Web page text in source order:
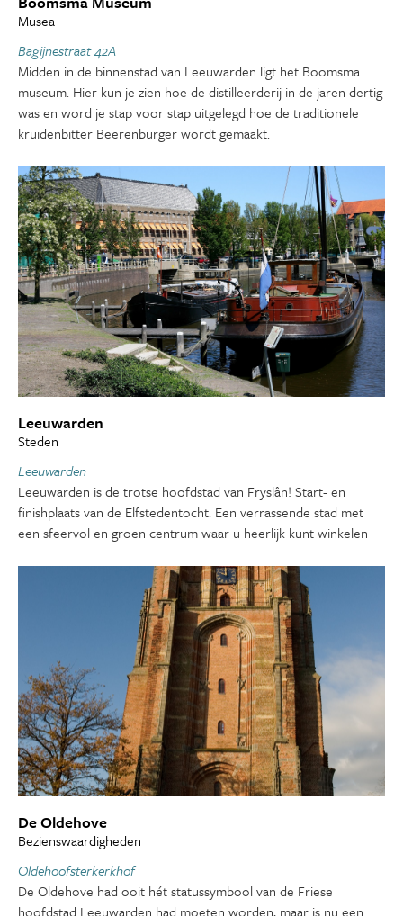
Musea
Bagijnestraat 42A
Midden in de binnenstad van Leeuwarden ligt het Boomsma
museum. Hier kun je zien hoe de distilleerderij in de jaren dertig
was en word je stap voor stap uitgelegd hoe de traditionele
kruidenbitter Beerenburger wordt gemaakt.
Leeuwarden
Steden
Leeuwarden
Leeuwarden is de trotse hoofdstad van Fryslân! Start- en
finishplaats van de Elfstedentocht. Een verrassende stad met
een sfeervol en groen centrum waar u heerlijk kunt winkelen
De Oldehove
Bezienswaardigheden
Oldehoofsterkerkhof
De Oldehove had ooit hét statussymbool van de Friese
hoofdstad Leeuwarden had moeten worden, maar is nu een